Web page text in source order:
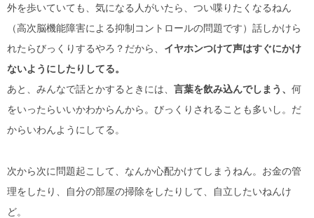
外を歩いていても、気になる人がいたら、つい喋りたくなるねん
（高次脳機能障害による抑制コントロールの問題です）話しかけら
れたらびっくりするやろ？だから、 イヤホンつけて声はすぐにかけ
ないようにしたりしてる。
あと、みんなで話とかするときには、 言葉を飲み込んでしまう、 何
をいったらいいかわからんから。びっくりされることも多いし。だ
からいわんようにしてる。
次から次に問題起こして、なんか心配かけてしまうねん。お金の管
理をしたり、自分の部屋の掃除をしたりして、自立したいねんけ
ど。